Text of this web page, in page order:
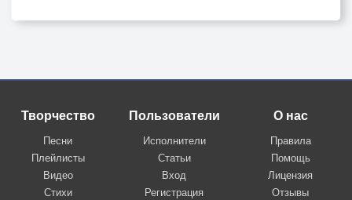
Творчество
Песни
Плейлисты
Видео
Стихи
Пользователи
Исполнители
Статьи
Вход
Регистрация
О нас
Правила
Помощь
Лицензия
Отзывы